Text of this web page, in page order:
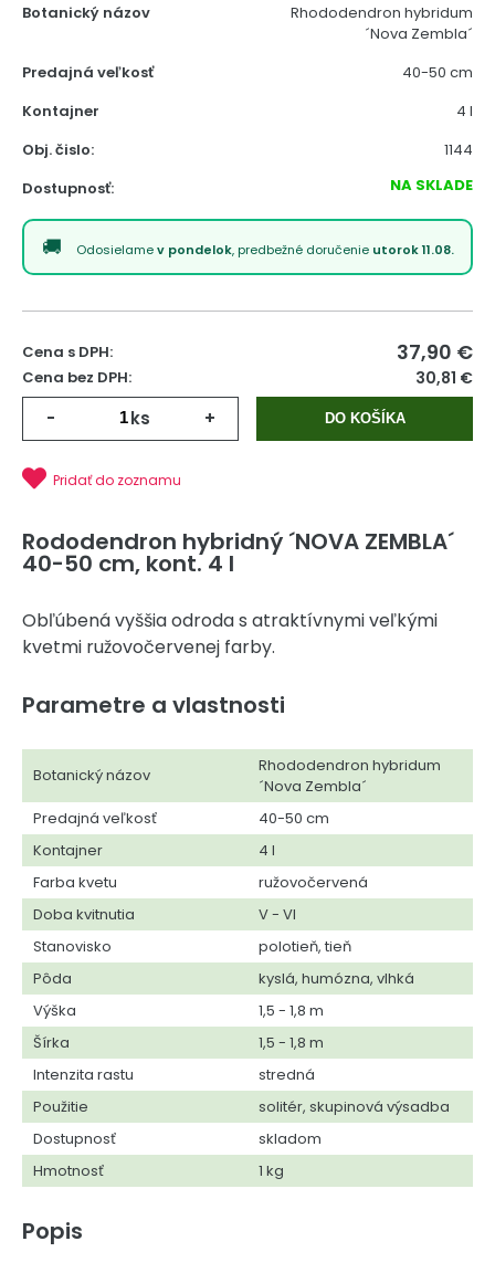
Botanický názov
Rhododendron hybridum
´Nova Zembla´
Predajná veľkosť
40-50 cm
Kontajner
4 l
Obj. čislo:
1144
Dostupnosť:
NA SKLADE
Odosielamev pondelok, predbežné doručenie utorok 11.08.
Cena s DPH: 37,90 €
Cena bez DPH: 30,81 €
- ks + DO KOŠÍKA
Pridať do zoznamu
Rododendron hybridný ´NOVA ZEMBLA´
40-50 cm, kont. 4 l
Obľúbená vyššia odroda s atraktívnymi veľkými
kvetmi ružovočervenej farby.
Parametre a vlastnosti
Botanický názov
Rhododendron hybridum
´Nova Zembla´
Predajná veľkosť
40-50 cm
Kontajner
4 l
Farba kvetu
ružovočervená
Doba kvitnutia
V - VI
Stanovisko
polotieň, tieň
Pôda
kyslá, humózna, vlhká
Výška
1,5 - 1,8 m
Šírka
1,5 - 1,8 m
Intenzita rastu
stredná
Použitie
solitér, skupinová výsadba
Dostupnosť
skladom
Hmotnosť
1 kg
Popis